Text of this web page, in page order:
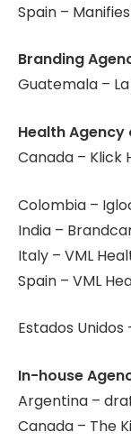
Spain –
Branding
Guatemala –
Health Agency
Canada – Klick
Colombia –
India –
Italy – VML
Spain – VML
Estados Unidos
In-house
Argentina –
Canada – The